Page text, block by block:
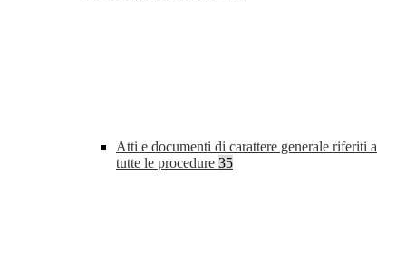
Atti e documenti di carattere generale riferiti a
tutte le procedure 35